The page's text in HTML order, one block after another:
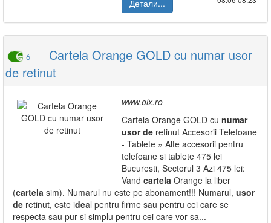
Детали...
6
Cartela Orange GOLD cu numar usor
de retinut
www.olx.ro
Cartela Orange GOLD cu numar
usor de retinut Accesorii Telefoane
- Tablete » Alte accesorii pentru
telefoane si tablete 475 lei
Bucuresti, Sectorul 3 Azi 475 lei:
Vand cartela Orange la liber
(cartela sim). Numarul nu este pe abonament!!! Numarul, usor
de retinut, este ideal pentru firme sau pentru cei care se
respecta sau pur si simplu pentru cei care vor sa...